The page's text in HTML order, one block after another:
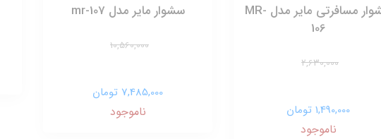
سشوار مسافرتی مایر مدل MR-
106
2,630,000
1,490,000 تومان
ناموجود
سشوار مایر مدل mr-107
10,560,000
7,485,000 تومان
ناموجود